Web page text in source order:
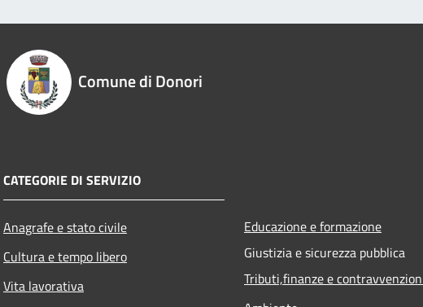
Comune di Donori
CATEGORIE DI SERVIZIO
Anagrafe e stato civile
Cultura e tempo libero
Vita lavorativa
Educazione e formazione
Giustizia e sicurezza pubblica
Tributi,finanze e